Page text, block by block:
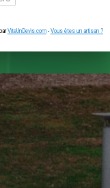
pas
Retour à la liste
Confidentialité -